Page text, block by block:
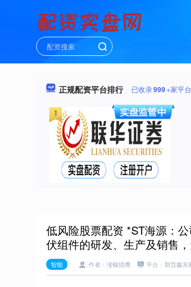
正规配资平台排行 已收录999+家平台
低风险股票配资 *ST海源：
伏组件的研发、生产及销售
智能 作者：涨幅猎鹰 平台：期货鑫东